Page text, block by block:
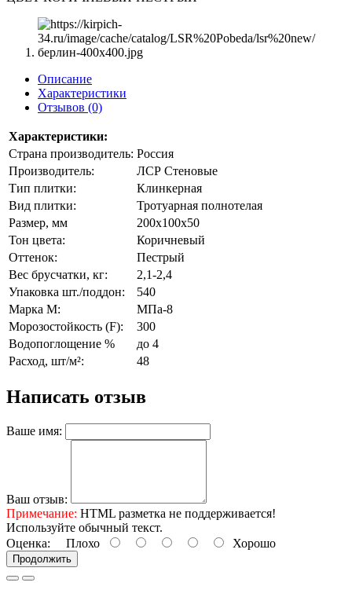
Описание
Характеристики
Отзывов (0)
Характеристики:
Страна производитель: Россия
Производитель:
ЛСР Стеновые
Тип плитки:
Клинкерная
Вид плитки:
Тротуарная полнотелая
Размер, мм
200x100x50
Тон цвета:
Коричневый
Оттенок:
Пестрый
Вес брусчатки, кг:
2,1-2,4
Упаковка шт./поддон:
540
Марка М:
МПа-8
Морозостойкость (F):
300
Водопоглощение %
до 4
Расход, шт/м²:
48
Написать отзыв
Ваше имя:
Ваш отзыв:
Примечание: HTML разметка не поддерживается!
Используйте обычный текст.
Оценка: Плохо Хорошо
Продолжить